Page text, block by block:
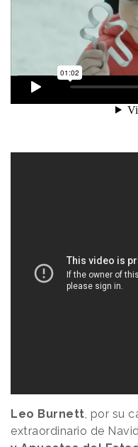
Leo Burnett, por su
extraordinario de